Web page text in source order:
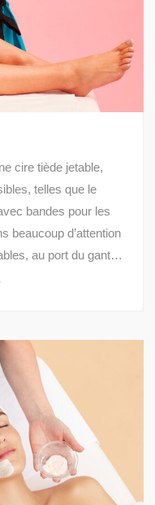
cire tiède jetable,
telles que le
bandes pour les
beaucoup d’attention
au port du gant…